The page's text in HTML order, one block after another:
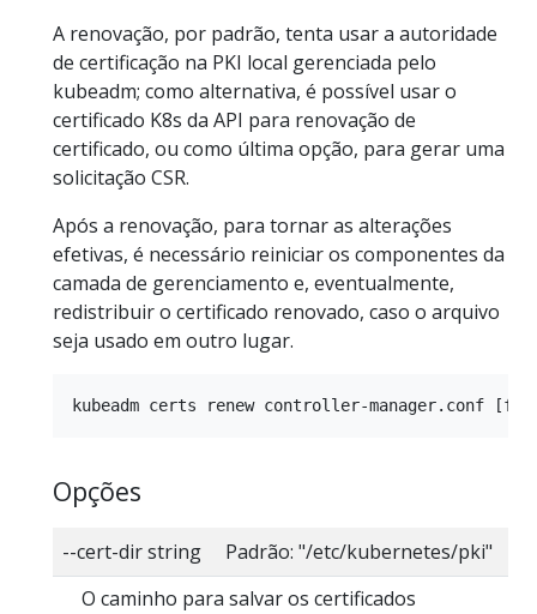
A renovação, por padrão, tenta usar a autoridade
de certificação na PKI local gerenciada pelo
kubeadm; como alternativa, é possível usar o
certificado K8s da API para renovação de
certificado, ou como última opção, para gerar uma
solicitação CSR.
Após a renovação, para tornar as alterações
efetivas, é necessário reiniciar os componentes da
camada de gerenciamento e, eventualmente,
redistribuir o certificado renovado, caso o arquivo
seja usado em outro lugar.
Opções
--cert-dir string Padrão: "/etc/kubernetes/pki"
O caminho para salvar os certificados